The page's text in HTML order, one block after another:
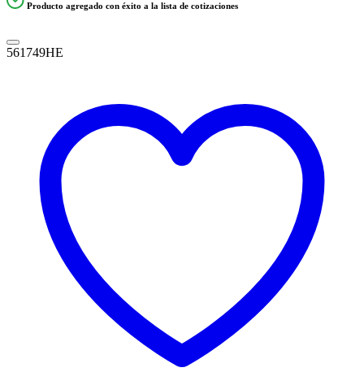
Producto agregado con éxito a la lista de cotizaciones
561749HE